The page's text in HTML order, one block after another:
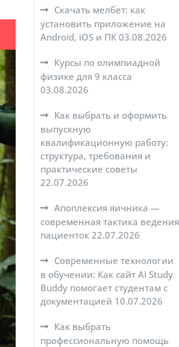
Скачать мелбет: как
установить приложение на
Android, iOS и ПК 03.08.2026
Курсы по олимпиадной
физике для 9 класса
03.08.2026
Как выбрать и оформить
выпускную
квалификационную работу:
структура, требования и
практические советы
22.07.2026
Апоплексия яичника —
современная тактика ведения
пациенток 22.07.2026
Современные технологии
в обучении: Как сайт AI Study
Buddy помогает студентам с
документацией 10.07.2026
Как выбрать
профессиональную помощь